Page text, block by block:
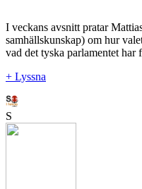
I veckans avsnitt pratar
samhällskunskap) om hur
vad det tyska parlamentet har
+ Lyssna
S